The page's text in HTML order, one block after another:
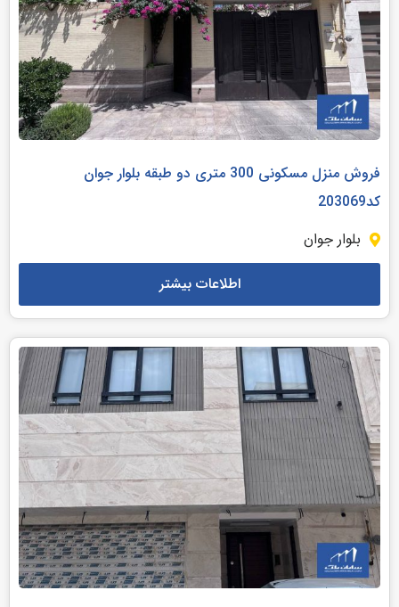
فروش منزل مسکونی 300 متری دو طبقه بلوار جوان
کد203069
بلوار جوان
اطلاعات بیشتر